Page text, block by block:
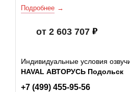
Подробнее
от 2 603 707
Индивидуальные условия
HAVAL АВТОРУСЬ Подольск
+7 (499) 455-95-56